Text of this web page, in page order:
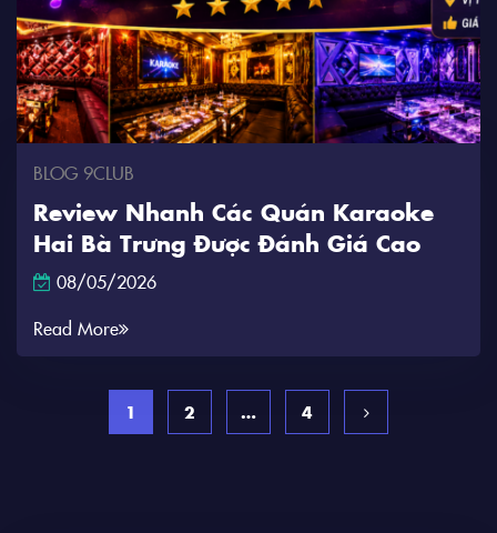
BLOG 9CLUB
Review Nhanh Các Quán Karaoke
Hai Bà Trưng Được Đánh Giá Cao
08/05/2026
Read More
1 2 … 4